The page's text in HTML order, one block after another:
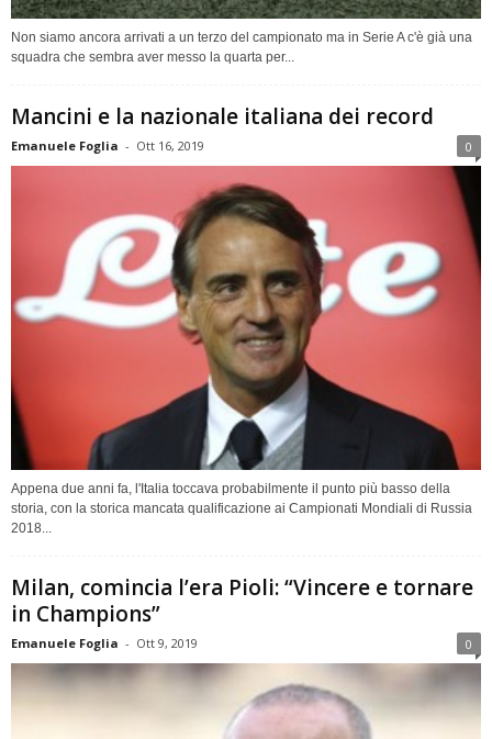
Non siamo ancora arrivati a un terzo del campionato ma in Serie A c'è già una
squadra che sembra aver messo la quarta per...
Mancini e la nazionale italiana dei record
Emanuele Foglia - Ott 16, 2019 0
Appena due anni fa, l'Italia toccava probabilmente il punto più basso della
storia, con la storica mancata qualificazione ai Campionati Mondiali di Russia
2018...
Milan, comincia l’era Pioli: “Vincere e tornare
in Champions”
Emanuele Foglia - Ott 9, 2019 0